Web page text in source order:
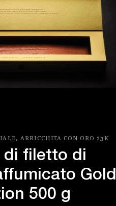
ARRICCHITA CON ORO 23K
di filetto di
Gold
500 g